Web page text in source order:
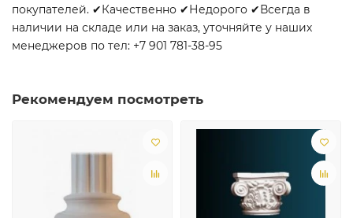
покупателей. ✔Качественно ✔Недорого ✔Всегда в
наличии на складе или на заказ, уточняйте у наших
менеджеров по тел: +7 901 781-38-95
Рекомендуем посмотреть